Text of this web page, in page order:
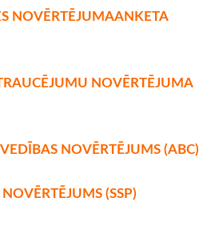
NOVĒRTĒJUMAANKETA
NOVĒRTĒJUMA
NOVĒRTĒJUMS (ABC)
(SSP)